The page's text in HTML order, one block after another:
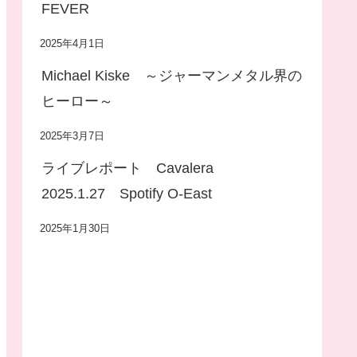
FEVER
2025年4月1日
Michael Kiske ～ジャーマンメタル界の
ヒーロー～
2025年3月7日
ライブレポート Cavalera
2025.1.27 Spotify O-East
2025年1月30日